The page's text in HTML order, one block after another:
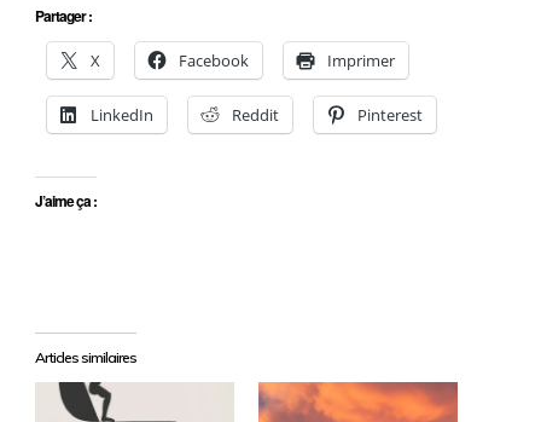
Partager :
X Facebook Imprimer
LinkedIn Reddit Pinterest
J’aime ça :
Articles similaires